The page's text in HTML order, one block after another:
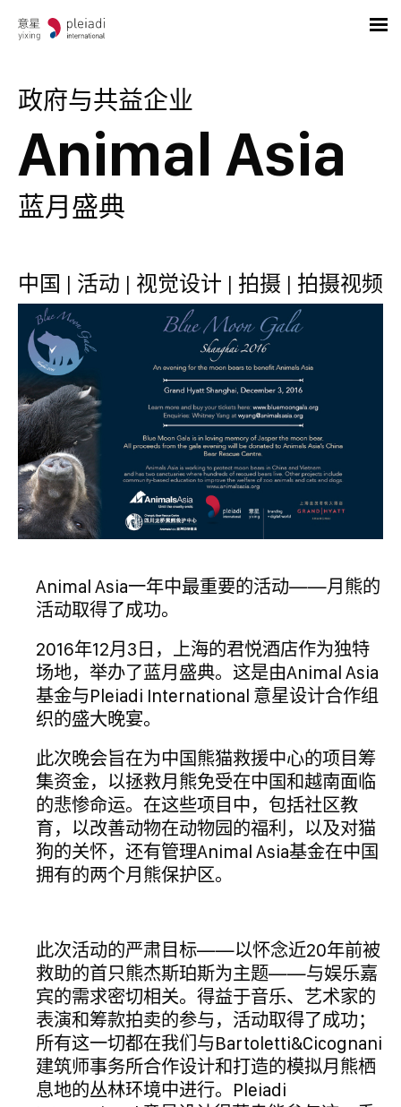
政府与共益企业
Animal Asia
蓝月盛典
中国 | 活动 | 视觉设计 | 拍摄 | 拍摄视频
Animal Asia一年中最重要的活动——月熊的
活动取得了成功。
2016年12月3日，上海的君悦酒店作为独特
场地，举办了蓝月盛典。这是由Animal Asia
基金与Pleiadi International 意星设计合作组
织的盛大晚宴。
此次晚会旨在为中国熊猫救援中心的项目筹
集资金，以拯救月熊免受在中国和越南面临
的悲惨命运。在这些项目中，包括社区教
育，以改善动物在动物园的福利，以及对猫
狗的关怀，还有管理Animal Asia基金在中国
拥有的两个月熊保护区。
此次活动的严肃目标——以怀念近20年前被
救助的首只熊杰斯珀斯为主题——与娱乐嘉
宾的需求密切相关。得益于音乐、艺术家的
表演和筹款拍卖的参与，活动取得了成功；
所有这一切都在我们与Bartoletti&Cicognani
建筑师事务所合作设计和打造的模拟月熊栖
息地的丛林环境中进行。Pleiadi